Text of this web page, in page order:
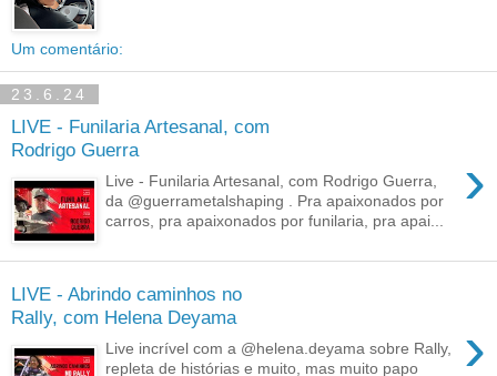
Um comentário:
23.6.24
LIVE - Funilaria Artesanal, com
Rodrigo Guerra
›
Live - Funilaria Artesanal, com Rodrigo Guerra,
da @guerrametalshaping . Pra apaixonados por
carros, pra apaixonados por funilaria, pra apai...
LIVE - Abrindo caminhos no
Rally, com Helena Deyama
›
Live incrível com a @helena.deyama sobre Rally,
repleta de histórias e muito, mas muito papo